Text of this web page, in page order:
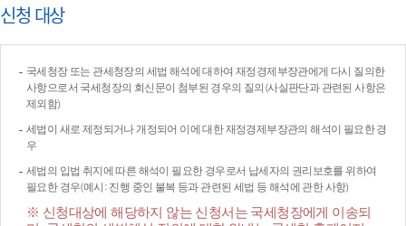
신청 대상
국세청장 또는 관세청장의 세법 해석에 대하여 재정경제부장관에게 다시 질의한
사항으로서 국세청장의 회신문이 첨부된 경우의 질의(사실판단과 관련된 사항은
제외함)
세법이 새로 제정되거나 개정되어 이에 대한 재정경제부장관의 해석이 필요한 경
우
세법의 입법 취지에 따른 해석이 필요한 경우로서 납세자의 권리보호를 위하여
필요한 경우(예시: 진행 중인 불복 등과 관련된 세법 등 해석에 관한 사항)
※ 신청대상에 해당하지 않는 신청서는 국세청장에게 이송되